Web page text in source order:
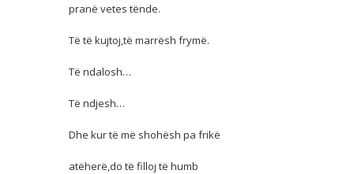
pranë vetes tënde.
Të të kujtoj,të marrësh frymë.
Të ndalosh…
Të ndjesh…
Dhe kur të më shohësh pa frikë
atëherë,do të filloj të humb